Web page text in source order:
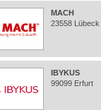
MACH
23558 Lübeck
IBYKUS
99099 Erfurt